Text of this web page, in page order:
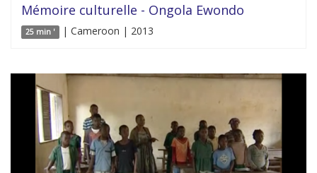
Mémoire culturelle - Ongola Ewondo
25 min ' | Cameroon | 2013